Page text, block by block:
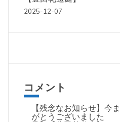
2025-12-07
コメント
【残念なお知らせ】今
がとうございました